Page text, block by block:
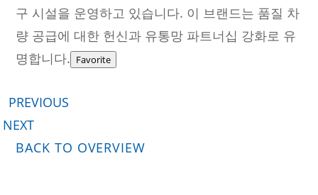
구 시설을 운영하고 있습니다. 이 브랜드는 품질 차
량 공급에 대한 헌신과 유통망 파트너십 강화로 유
명합니다. Favorite
BACK TO OVERVIEW
PREVIOUS
NEXT